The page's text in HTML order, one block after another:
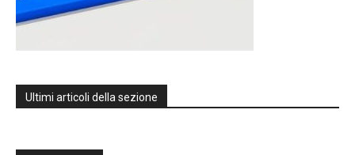
Ultimi articoli della sezione